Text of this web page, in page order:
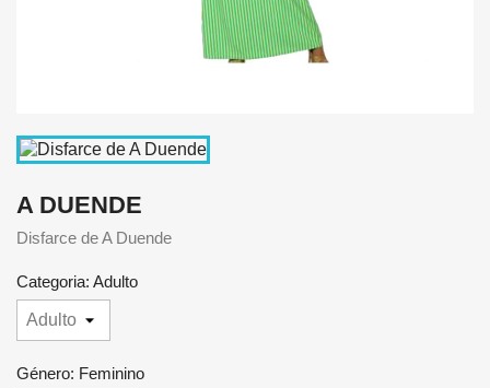
A DUENDE
Disfarce de A Duende
Categoria: Adulto
Género: Feminino